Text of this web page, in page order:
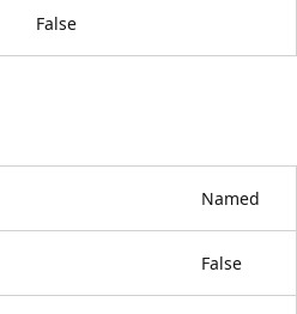
False
Named
False